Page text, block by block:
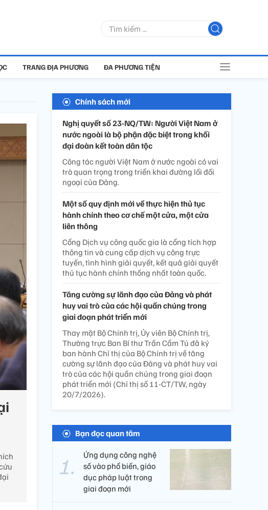
TRANG ĐỊA PHƯƠNG ĐA PHƯƠNG TIỆN
Chính sách mới
Nghị quyết số 23-NQ/TW: Người Việt Nam ở
nước ngoài là bộ phận đặc biệt trong khối
đại đoàn kết toàn dân tộc
Công tác người Việt Nam ở nước ngoài có vai
trò quan trọng trong triển khai đường lối đối
ngoại của Đảng.
Một số quy định mới về thực hiện thủ tục
hành chính theo cơ chế một cửa, một cửa
liên thông
Cổng Dịch vụ công quốc gia là cổng tích hợp
thông tin và cung cấp dịch vụ công trực
tuyến, tình hình giải quyết, kết quả giải quyết
thủ tục hành chính thống nhất toàn quốc.
Tăng cường sự lãnh đạo của Đảng và phát
huy vai trò của các hội quần chúng trong
giai đoạn phát triển mới
Thay mặt Bộ Chính trị, Ủy viên Bộ Chính trị,
Thường trực Ban Bí thư Trần Cẩm Tú đã ký
ban hành Chỉ thị của Bộ Chính trị về tăng
cường sự lãnh đạo của Đảng và phát huy vai
trò của các hội quần chúng trong giai đoạn
phát triển mới (Chỉ thị số 11-CT/TW, ngày
20/7/2026).
Bạn đọc quan tâm
Ứng dụng công nghệ
số vào phổ biến, giáo
dục pháp luật trong
giai đoạn mới